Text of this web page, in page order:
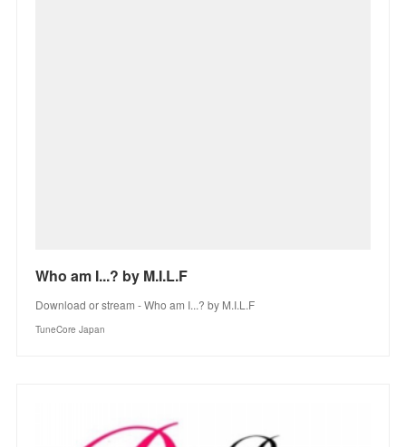
Who am I...? by M.I.L.F
Download or stream - Who am I...? by M.I.L.F
TuneCore Japan